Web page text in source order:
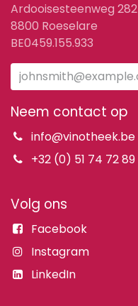
Ardooisesteenweg 282
8800 Roeselare
BE0459.155.933
Neem contact op
info@vinotheek.be
+32 (0) 51 74 72 89
Volg ons
Facebook
Instagram
LinkedIn